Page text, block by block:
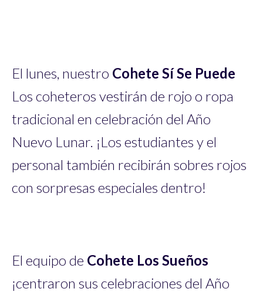
El lunes, nuestro Cohete Sí Se Puede
Los coheteros vestirán de rojo o ropa
tradicional en celebración del Año
Nuevo Lunar. ¡Los estudiantes y el
personal también recibirán sobres rojos
con sorpresas especiales dentro!
El equipo de Cohete Los Sueños
¡centraron sus celebraciones del Año